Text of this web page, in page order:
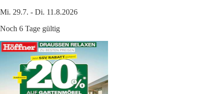
Mi. 29.7. - Di. 11.8.2026
Noch 6 Tage gültig